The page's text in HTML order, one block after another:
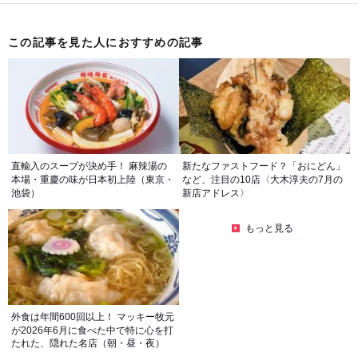
この記事を見た人におすすめの記事
直輸入のスープが決め手！ 麻辣湯の
本場・重慶の味が日本初上陸（東京・
池袋）
新たなファストフード？「おにどん」
など、注目の10店〈大木淳夫の7月の
新店アドレス〉
外食は年間600回以上！ マッキー牧元
が2026年6月に食べた中で特に心を打
たれた、隠れた名店（朝・昼・夜）
もっと見る